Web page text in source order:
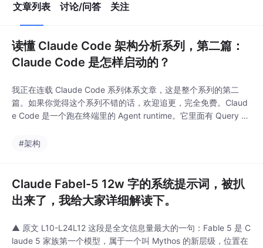
文章列表 讨论/问答 关注
读懂 Claude Code 架构分析系列，第二篇：
Claude Code 是怎样启动的？
我正在连载 Claude Code 系列体系文章，这是整个系列的第二
篇。如果你觉得这个系列不错的话，欢迎追更，完全免费。Claud
e Code 是一个跑在终端里的 Agent runtime。它里面有 Query Lo
东西听起来已经够复杂了。那么问题来了。Claude Code 里面塞
#架构
Claude Fabel-5 12w 字的系统提示词，被扒
出来了，我给大家详细解读下。
▲ 原文 L10-L24L12 这段是全文信息量最大的一句：Fable 5 是 C
laude 5 家族第一个模型，属于一个叫 Mythos 的新层级，位置在